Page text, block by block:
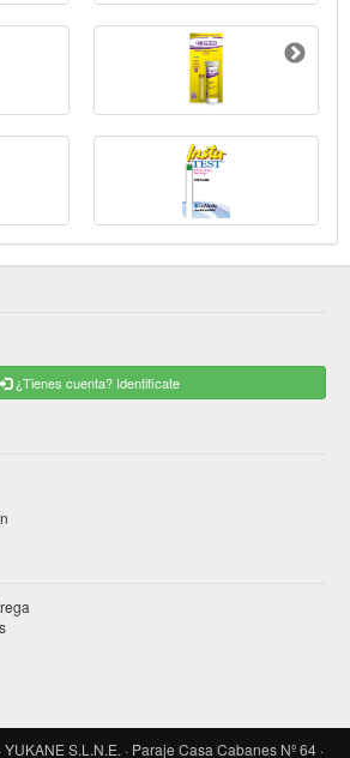
¿Tienes cuenta? Identificate
S.L.N.E. · Paraje Casa Cabanes Nº 64 ·